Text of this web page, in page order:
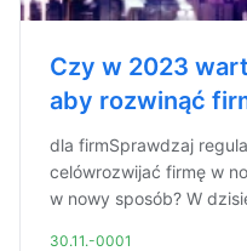
Czy w 2023
aby rozwinąć
dla firmSprawdzaj
celówrozwijać firmę w
w nowy sposób? W
30.11.-0001